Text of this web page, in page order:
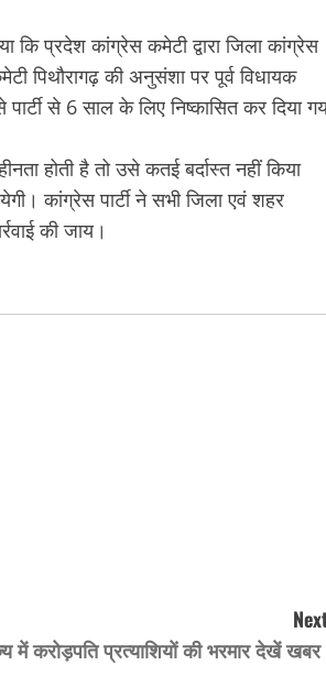
कि प्रदेश कांग्रेस कमेटी द्वारा जिला कांग्रेस
पिथौरागढ़ की अनुसंशा पर पूर्व विधायक
से 6 साल के लिए निष्कासित कर दिया
होती है तो उसे कतई बर्दास्त नहीं किया
कांग्रेस पार्टी ने सभी जिला एवं शहर
की जाय।
में करोड़पति प्रत्याशियों की भरमार देखें